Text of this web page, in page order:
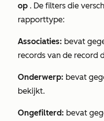
op . De filters die
rapporttype:
Associaties: bevat
records van de record
Onderwerp: bevat
bekijkt.
Ongefilterd: bevat